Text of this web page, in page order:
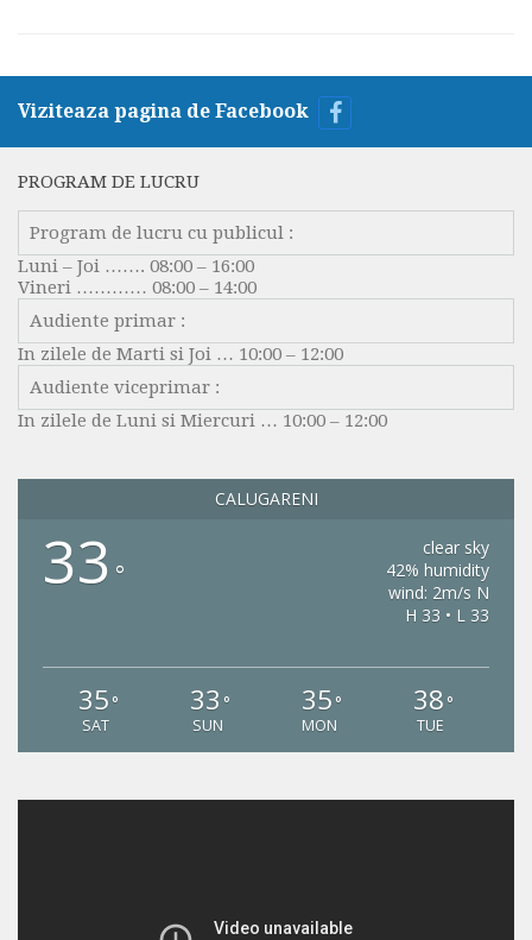
DATORIE PUBLICĂ
RAPORTARE FINANCIARĂ
INVESTITII
ALTE DOCUMENTE
SERVICIULU PUBLIC COMUNITAR DE EVIDENTA A
DISPOZIȚIILE AUTORITĂȚII EXECUTIVE
DISPOZIȚII
DOCUMENTE ȘI INFORMAȚII FINANCIARE
PROIECTE DE BUGET
BUGET
BILANȚ
DATORIE PUBLICĂ
Contact
Viziteaza pagina de Facebook
PROGRAM DE LUCRU
Program de lucru cu publicul :
Luni – Joi ……. 08:00 – 16:00
Vineri ………… 08:00 – 14:00
Audiente primar :
In zilele de Marti si Joi … 10:00 – 12:00
Audiente viceprimar :
In zilele de Luni si Miercuri … 10:00 – 12:00
CALUGARENI
33 °
clear sky
42% humidity
wind: 2m/s N
H 33 • L 33
35 °
SAT
33 °
SUN
35 °
MON
38 °
TUE